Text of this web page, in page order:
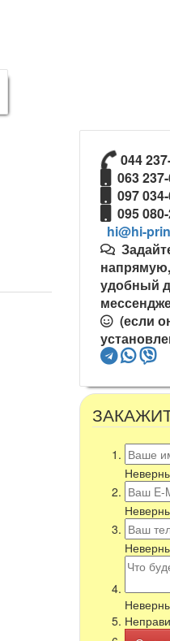
044
063
097
095
удобный
(если